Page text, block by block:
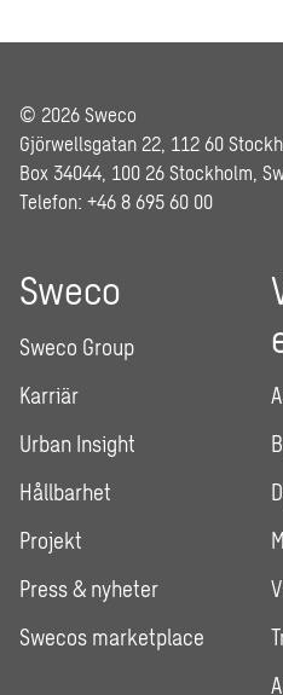
© 2026 Sweco
Gjörwellsgatan 22, 112 60
Box 34044, 100 26 Stockholm,
Telefon: +46 8 695 60 00
Sweco
Sweco Group
Karriär
Urban Insight
Hållbarhet
Projekt
Press & nyheter
Swecos marketplace